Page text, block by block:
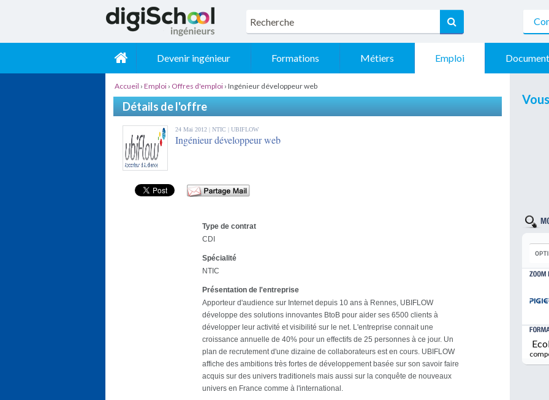
Devenir ingénieur Formations Métiers Emploi
Accueil ›Emploi › Offres d'emploi ›Ingénieur développeur web
Détails de l'offre
24 Mai 2012 |NTIC| UBIFLOW
Ingénieur développeur web
Type de contrat
CDI
Spécialité
NTIC
Présentation de l'entreprise
Apporteur d'audience sur Internet depuis 10 ans à Rennes, UBIFLOW
développe des solutions innovantes BtoB pour aider ses 6500 clients à
développer leur activité et visibilité sur le net. L'entreprise connait une
croissance annuelle de 40% pour un effectifs de 25 personnes à ce jour. Un
plan de recrutement d'une dizaine de collaborateurs est en cours. UBIFLOW
affiche des ambitions très fortes de développement basée sur son savoir faire
acquis sur des univers traditionels mais aussi sur la conquête de nouveaux
univers en France comme à l'international.